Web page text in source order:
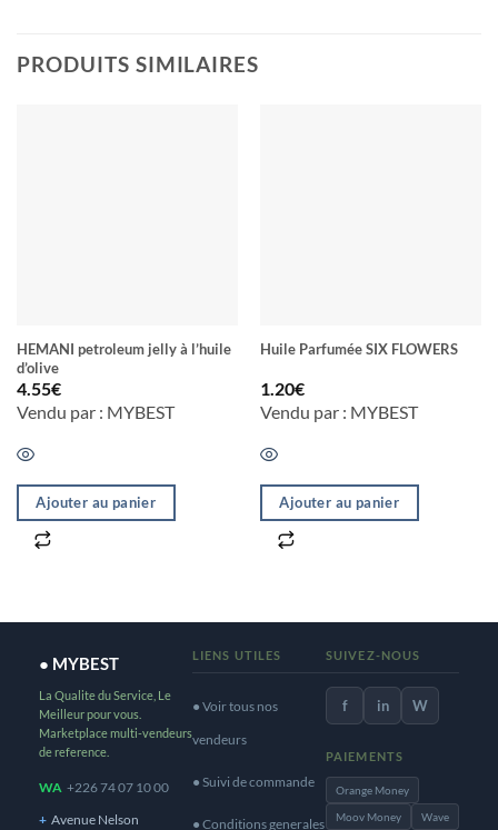
PRODUITS SIMILAIRES
HEMANI petroleum jelly à l’huile
d’olive
4.55€
Vendu par : MYBEST
Ajouter au panier
Huile Parfumée SIX FLOWERS
1.20€
Vendu par : MYBEST
Ajouter au panier
● MYBEST
La Qualite du Service, Le
Meilleur pour vous.
Marketplace multi-vendeurs
de reference.
WA +226 74 07 10 00
+ Avenue Nelson
LIENS UTILES
● Voir tous nos
vendeurs
● Suivi de commande
● Conditions generales
SUIVEZ-NOUS
f in W
PAIEMENTS
Orange Money
Moov Money
Wave